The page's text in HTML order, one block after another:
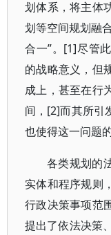
划体系，将主体
划等空间规划融
合一”。[1]尽管
的战略意义，但
成上，甚至在行
间，[2]而其所引
也使得这一问题
各类规划的
实体和程序规则
行政决策事项范
提出了依法决策